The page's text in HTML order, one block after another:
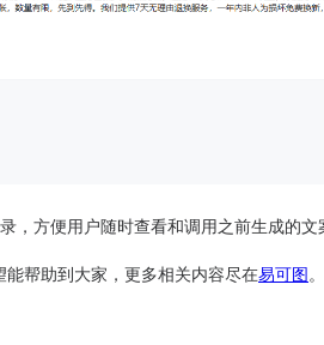
，方便用户随时查看和调用之前生成的文
帮助到大家，更多相关内容尽在易可图 。